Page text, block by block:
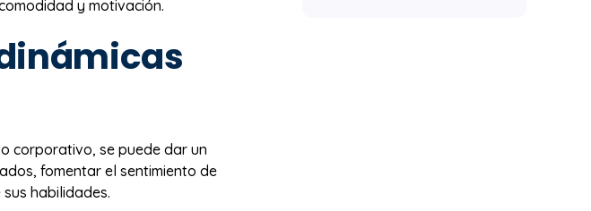
y motivación.
corporativo, se puede dar un
fomentar el sentimiento de
habilidades.